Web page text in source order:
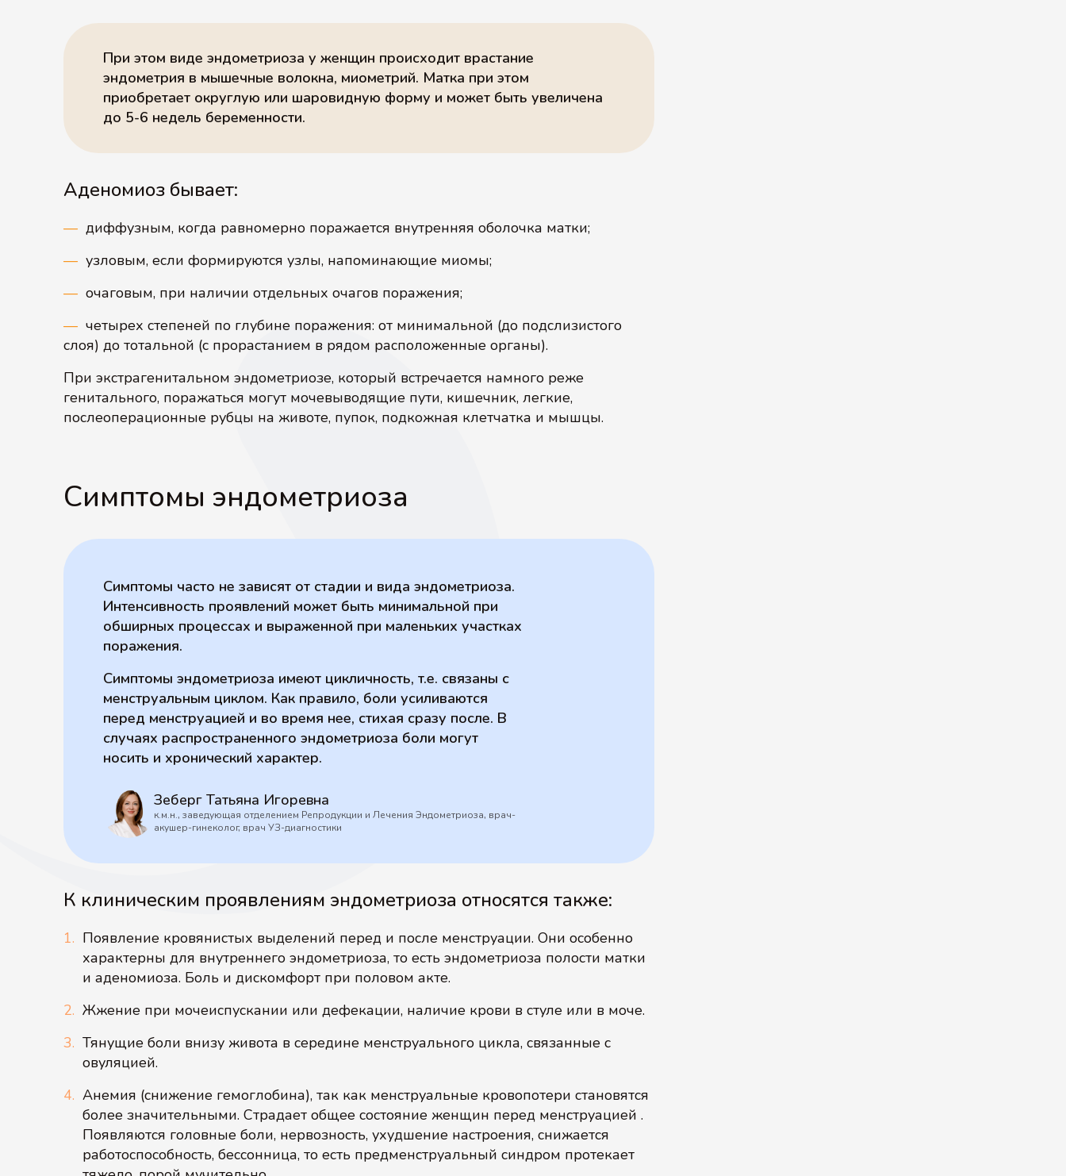
При этом виде эндометриоза у женщин происходит врастание
эндометрия в мышечные волокна, миометрий. Матка при этом
приобретает округлую или шаровидную форму и может быть увеличена
до 5-6 недель беременности.
Аденомиоз бывает:
— диффузным, когда равномерно поражается внутренняя оболочка матки;
— узловым, если формируются узлы, напоминающие миомы;
— очаговым, при наличии отдельных очагов поражения;
— четырех степеней по глубине поражения: от минимальной (до подслизистого
слоя) до тотальной (с прорастанием в рядом расположенные органы).
При экстрагенитальном эндометриозе, который встречается намного реже
генитального, поражаться могут мочевыводящие пути, кишечник, легкие,
послеоперационные рубцы на животе, пупок, подкожная клетчатка и мышцы.
Симптомы эндометриоза
Симптомы часто не зависят от стадии и вида эндометриоза.
Интенсивность проявлений может быть минимальной при
обширных процессах и выраженной при маленьких участках
поражения.
Симптомы эндометриоза имеют цикличность, т.е. связаны с
менструальным циклом. Как правило, боли усиливаются
перед менструацией и во время нее, стихая сразу после. В
случаях распространенного эндометриоза боли могут
носить и хронический характер.
Зеберг Татьяна Игоревна
к.м.н., заведующая отделением Репродукции и Лечения Эндометриоза, врач-
акушер-гинеколог, врач УЗ-диагностики
К клиническим проявлениям эндометриоза относятся также:
Появление кровянистых выделений перед и после менструации. Они особенно
характерны для внутреннего эндометриоза, то есть эндометриоза полости матки
и аденомиоза. Боль и дискомфорт при половом акте.
Жжение при мочеиспускании или дефекации, наличие крови в стуле или в моче.
Тянущие боли внизу живота в середине менструального цикла, связанные с
овуляцией.
Анемия (снижение гемоглобина), так как менструальные кровопотери становятся
более значительными. Страдает общее состояние женщин перед менструацией .
Появляются головные боли, нервозность, ухудшение настроения, снижается
работоспособность, бессонница, то есть предменструальный синдром протекает